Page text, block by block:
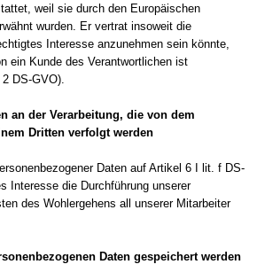
weil sie durch den Europäischen
wurden. Er vertrat insoweit die
Interesse anzunehmen sein könnte,
ein Kunde des Verantwortlichen ist
DS-GVO).
an der Verarbeitung, die von dem
Dritten verfolgt werden
Daten auf Artikel 6 I lit. f DS-
Interesse die Durchführung unserer
des Wohlergehens all unserer Mitarbeiter
Daten gespeichert werden